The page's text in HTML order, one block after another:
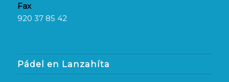
Fax
920 37 85 42
Pádel en Lanzahíta